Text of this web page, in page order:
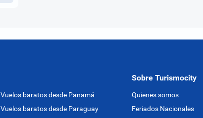
Vuelos baratos desde Panamá
Vuelos baratos desde Paraguay
Sobre Turismocity
Quienes somos
Feriados Nacionales